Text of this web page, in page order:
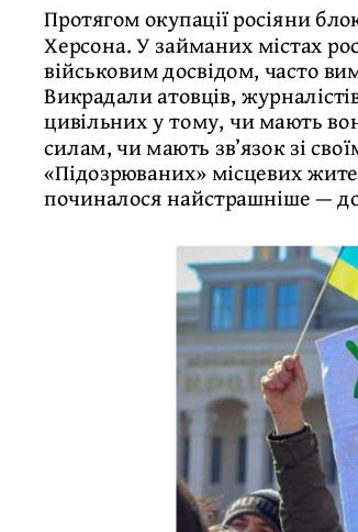
Протягом окупації росіяни
Херсона. У займаних містах
військовим досвідом, часто
Викрадали атовців,
цивільних у тому, чи мають
силам, чи мають зв’язок зі
«Підозрюваних» місцевих
починалося найстрашніше —